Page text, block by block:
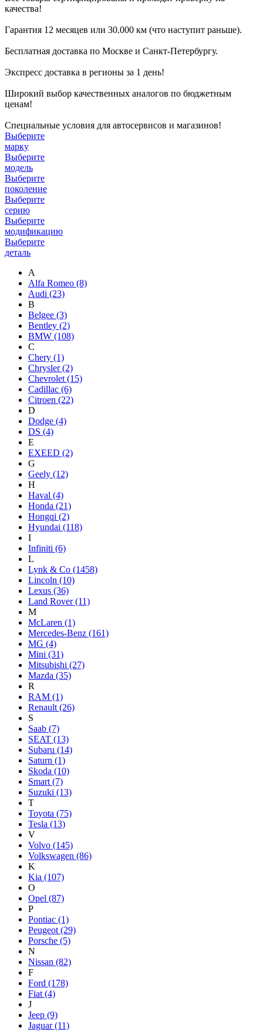
качества!
Гарантия 12 месяцев или 30.000 км (что наступит раньше).
Бесплатная доставка по Москве и Санкт-Петербургу.
Экспресс доставка в регионы за 1 день!
Широкий выбор качественных аналогов по бюджетным
ценам!
Специальные условия для автосервисов и магазинов!
Выберите
марку
Выберите
модель
Выберите
поколение
Выберите
серию
Выберите
модификацию
Выберите
деталь
A
Alfa Romeo (8)
Audi (23)
B
Belgee (3)
Bentley (2)
BMW (108)
C
Chery (1)
Chrysler(2)
Chevrolet (15)
Cadillac (6)
Citroen (22)
D
Dodge (4)
DS (4)
E
EXEED (2)
G
Geely (12)
H
Haval (4)
Honda (21)
Hongqi (2)
Hyundai (118)
I
Infiniti (6)
L
Lynk & Co (1458)
Lincoln (10)
Lexus (36)
Land Rover(11)
M
McLaren (1)
Mercedes-Benz (161)
MG (4)
Mini (31)
Mitsubishi (27)
Mazda (35)
R
RAM (1)
Renault (26)
S
Saab (7)
SEAT (13)
Subaru (14)
Saturn (1)
Skoda (10)
Smart (7)
Suzuki (13)
T
Toyota (75)
Tesla (13)
V
Volvo (145)
Volkswagen (86)
K
Kia (107)
O
Opel (87)
P
Pontiac (1)
Peugeot (29)
Porsche (5)
N
Nissan (82)
F
Ford (178)
Fiat (4)
J
Jeep (9)
Jaguar(11)